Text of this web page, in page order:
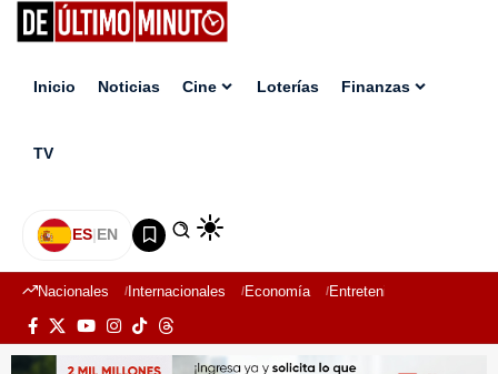
Inicio Noticias Cine Loterías Finanzas
TV
ES|EN
Nacionales Internacionales Economía Entretenimiento